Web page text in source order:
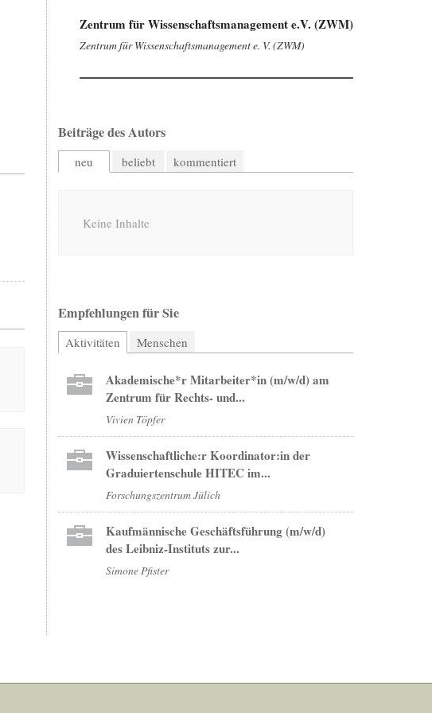
Zentrum für Wissenschaftsmanagement e.V. (ZWM)
Zentrum für Wissenschaftsmanagement e. V. (ZWM)
Beiträge des Autors
neu beliebt kommentiert
Keine Inhalte
Empfehlungen für Sie
Aktivitäten (aktiver Reiter)
Menschen
Akademische*r Mitarbeiter*in (m/w/d) am
Zentrum für Rechts- und...
Vivien Töpfer
Wissenschaftliche:r Koordinator:in der
Graduiertenschule HITEC im...
Forschungszentrum Jülich
Kaufmännische Geschäftsführung (m/w/d)
des Leibniz-Instituts zur...
Simone Pfister